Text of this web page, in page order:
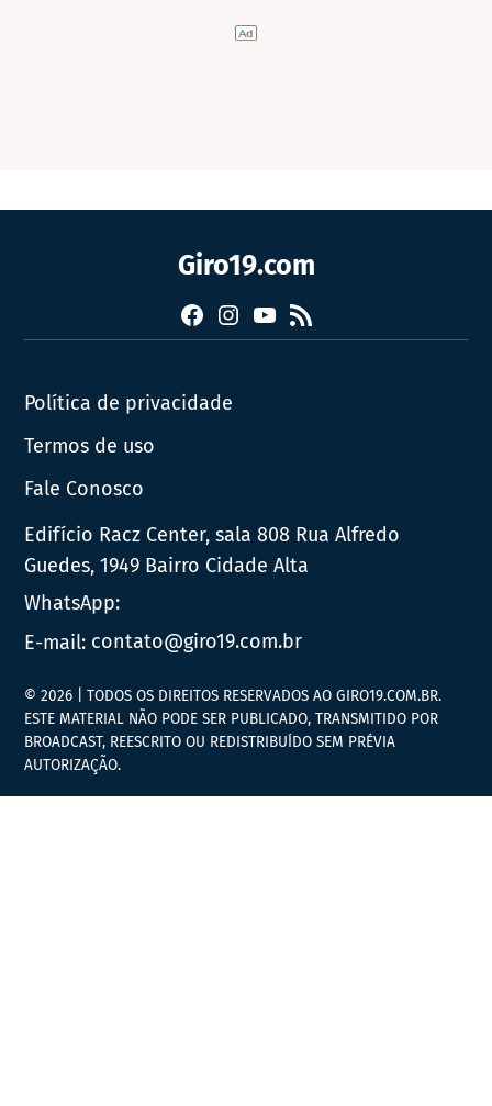
Giro19.com
FacebookInstagram
YouTube
RSS
Política de privacidade
Termos de uso
Fale Conosco
Edifício Racz Center, sala 808 Rua Alfredo
Guedes, 1949 Bairro Cidade Alta
WhatsApp:
E-mail: contato@giro19.com.br
© 2026 | TODOS OS DIREITOS RESERVADOS AO GIRO19.COM.BR.
ESTE MATERIAL NÃO PODE SER PUBLICADO, TRANSMITIDO POR
BROADCAST, REESCRITO OU REDISTRIBUÍDO SEM PRÉVIA
AUTORIZAÇÃO.